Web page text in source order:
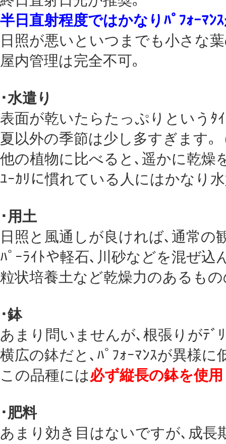
半日直射程度ではかなりﾊﾟﾌｫｰﾏﾝ
日照が悪いといつまでも小さな
屋内管理は完全不可｡
･水遣り
表面が乾いたらたっぷりというﾀ
夏以外の季節は少し多すぎます｡
他の植物に比べると､遥かに乾燥
ﾕｰｶﾘに慣れている人にはかなり
･用土
日照と風通しが良ければ､通常の
ﾊﾟｰﾗｲﾄや軽石､川砂などを混ぜ込
粒状培養土など乾燥力のあるも
･鉢
あまり問いませんが､根張りがﾃﾞ
横広の鉢だと､ﾊﾟﾌｫｰﾏﾝｽが異様に
この品種には必ず縦長の鉢を使用
･肥料
あまり効き目はないですが､成長